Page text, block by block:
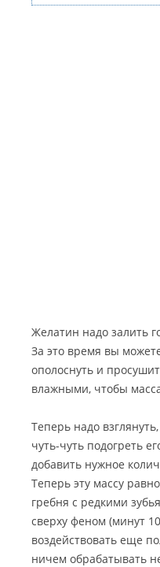
Желатин надо залить
За это время вы
ополоснуть и
влажными, чтобы
Теперь надо
чуть-чуть подогреть
добавить нужное
Теперь эту массу
гребня с редкими
сверху феном (минут
воздействовать еще
ничем обрабатывать